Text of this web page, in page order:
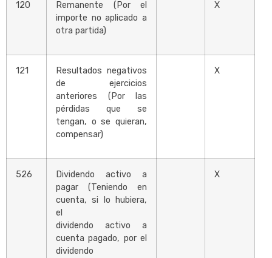
120
Remanente (Por el
importe no aplicado a
otra partida)
X
121
Resultados negativos
de ejercicios
anteriores (Por las
pérdidas que se
tengan, o se quieran,
compensar)
X
526
Dividendo activo a
pagar (Teniendo en
cuenta, si lo hubiera,
el
dividendo activo a
cuenta pagado, por el
dividendo
X